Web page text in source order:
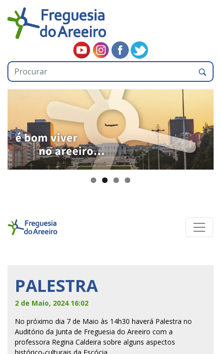
PALESTRA
2 de Maio, 2024 16:02
No próximo dia 7 de Maio às 14h30 haverá Palestra no
Auditório da Junta de Freguesia do Areeiro com a
professora Regina Caldeira sobre alguns aspectos